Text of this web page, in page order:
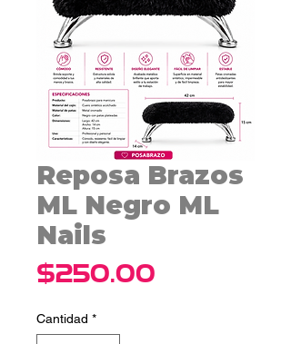
Reposa Brazos
ML Negro ML
Nails
$250.00
Cantidad *